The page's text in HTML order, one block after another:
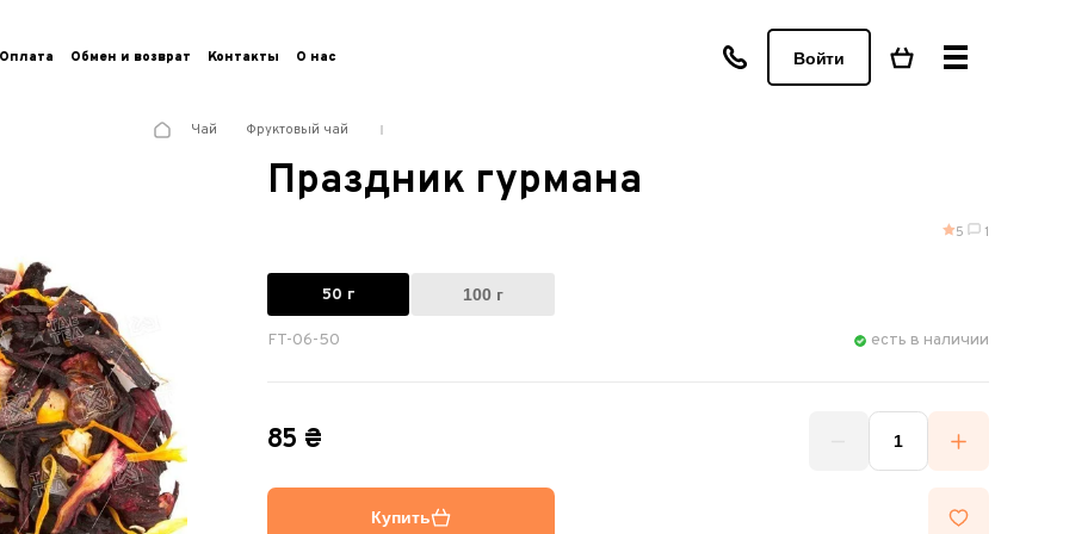
Обмен и возврат Контакты О нас Войти
Чай Фруктовый чай
Праздник гурмана
5 1
50 г 100 г
FT-06-50 есть в наличии
85 ₴
Купить